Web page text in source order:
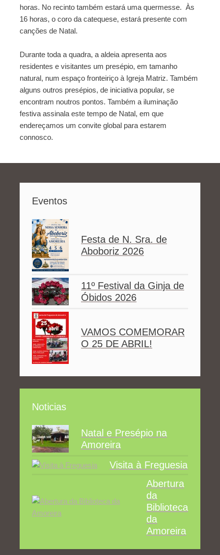
horas. No recinto também estará uma quermesse. Às
16 horas, o coro da catequese, estará presente com
canções de Natal.
Durante toda a quadra, a aldeia apresenta aos
residentes e visitantes um presépio, em tamanho
natural, num espaço fronteiriço à Igreja Matriz. Também
alguns outros presépios, de iniciativa popular, se
encontram noutros pontos. Também a iluminação
festiva assinala este tempo de Natal, em que
endereçamos um convite global para estarem
connosco.
Eventos
Festa de N. Sra. de
Aboboriz 2026
11º Festival da Ginja de
Óbidos 2026
VAMOS COMEMORAR
O 25 DE ABRIL!
Noticias
Natal e Presépio na
Amoreira
Visita à Freguesia
Abertura
da
Biblioteca
da
Amoreira